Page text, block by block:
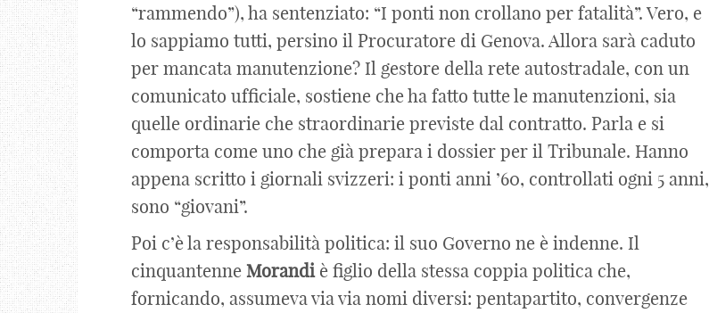
“rammendo”), ha sentenziato: “I ponti non crollano per fatalità”. Vero, e
lo sappiamo tutti, persino il Procuratore di Genova. Allora sarà caduto
per mancata manutenzione? Il gestore della rete autostradale, con un
comunicato ufficiale, sostiene che ha fatto tutte le manutenzioni, sia
quelle ordinarie che straordinarie previste dal contratto. Parla e si
comporta come uno che già prepara i dossier per il Tribunale. Hanno
appena scritto i giornali svizzeri: i ponti anni ’60, controllati ogni 5 anni,
sono “giovani”.
Poi c’è la responsabilità politica: il suo Governo ne è indenne. Il
cinquantenne Morandiè figlio della stessa coppia politica che,
fornicando, assumeva via via nomi diversi: pentapartito, convergenze